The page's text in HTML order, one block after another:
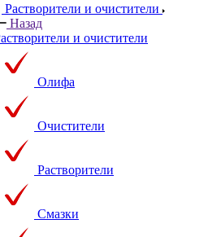
Растворители и очистители
Назад
и очистители
Олифа
Очистители
Растворители
Смазки